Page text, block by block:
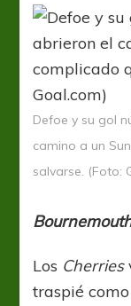
Defoe y su gol
camino a un
salvarse. (Foto:
Los Cherries
traspié